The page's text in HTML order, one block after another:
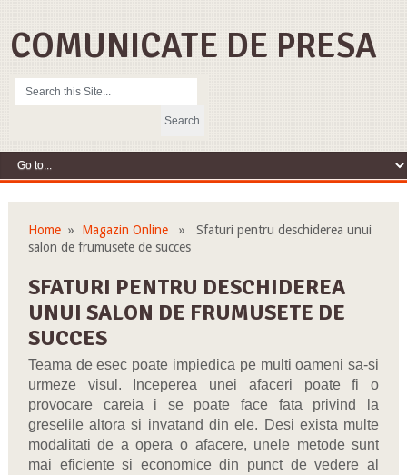
COMUNICATE DE PRESA
Home» Magazin Online» Sfaturi pentru deschiderea unui
salon de frumusete de succes
SFATURI PENTRU DESCHIDEREA
UNUI SALON DE FRUMUSETE DE
SUCCES
Teama de esec poate impiedica pe multi oameni sa-si
urmeze visul. Inceperea unei afaceri poate fi o
provocare careia i se poate face fata privind la
greselile altora si invatand din ele. Desi exista multe
modalitati de a opera o afacere, unele metode sunt
mai eficiente si economice din punct de vedere al